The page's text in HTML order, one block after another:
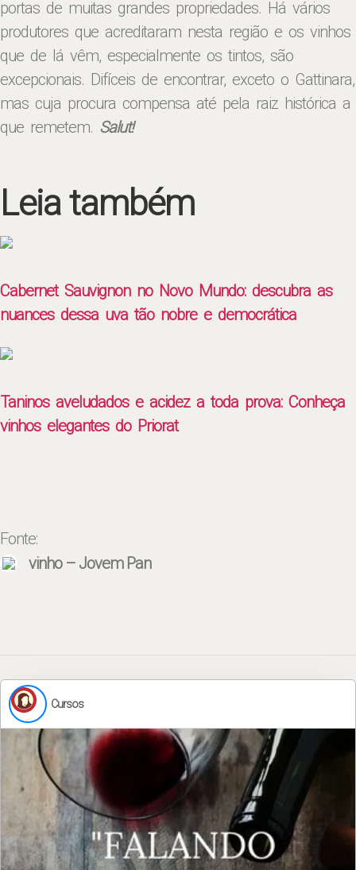
portas de muitas grandes propriedades. Há vários
produtores que acreditaram nesta região e os vinhos
que de lá vêm, especialmente os tintos, são
excepcionais. Difíceis de encontrar, exceto o Gattinara,
mas cuja procura compensa até pela raiz histórica a
que remetem. Salut!
Leia também
Cabernet Sauvignon no Novo Mundo: descubra as
nuances dessa uva tão nobre e democrática
Taninos aveludados e acidez a toda prova: Conheça
vinhos elegantes do Priorat
Fonte:
vinho – Jovem Pan
Cursos